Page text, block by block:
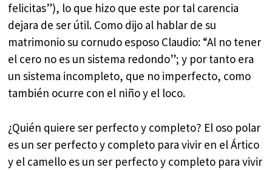
felicitas”), lo que hizo que este por tal carencia
dejara de ser útil. Como dijo al hablar de su
matrimonio su cornudo esposo Claudio: “Al no tener
el cero no es un sistema redondo”; y por tanto era
un sistema incompleto, que no imperfecto, como
también ocurre con el niño y el loco.
¿Quién quiere ser perfecto y completo? El oso polar
es un ser perfecto y completo para vivir en el Ártico
y el camello es un ser perfecto y completo para vivir